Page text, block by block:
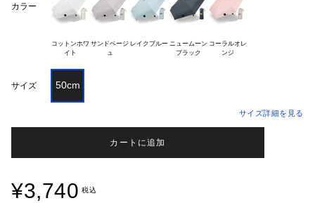
カラー
コットンホワ サンドベージ レイクブルー ニュームーン コーラルオレ
サイズ 50cm
サイズ詳細を見る
カートに追加
¥3,740 税込